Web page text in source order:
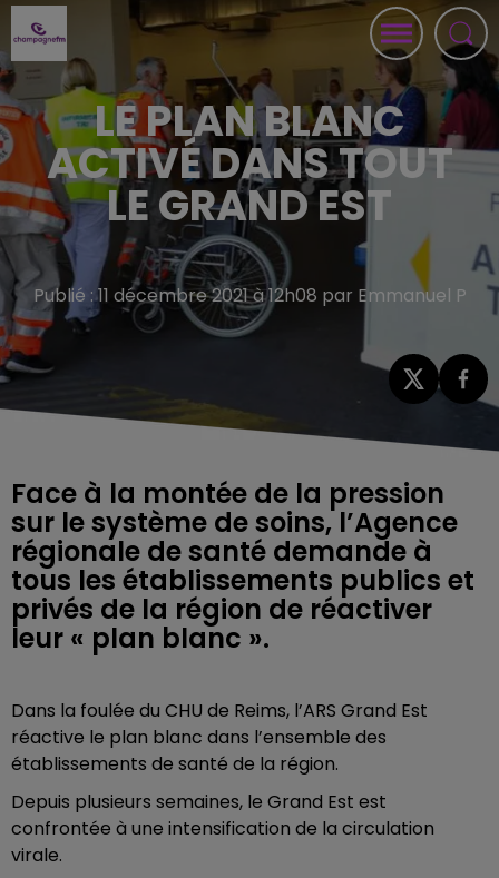
LE PLAN BLANC
ACTIVÉ DANS TOUT
LE GRAND EST
Publié : 11 décembre 2021 à 12h08 par Emmanuel P
Face à la montée de la pression
sur le système de soins, l’Agence
régionale de santé demande à
tous les établissements publics et
privés de la région de réactiver
leur « plan blanc ».
Dans la foulée du CHU de Reims, l’ARS Grand Est
réactive le plan blanc dans l’ensemble des
établissements de santé de la région.
Depuis plusieurs semaines, le Grand Est est
confrontée à une intensification de la circulation
virale.